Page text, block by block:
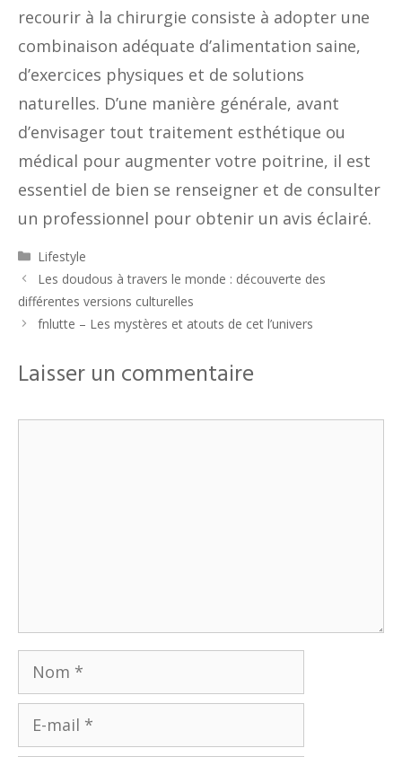
recourir à la chirurgie consiste à adopter une
combinaison adéquate d’alimentation saine,
d’exercices physiques et de solutions
naturelles. D’une manière générale, avant
d’envisager tout traitement esthétique ou
médical pour augmenter votre poitrine, il est
essentiel de bien se renseigner et de consulter
un professionnel pour obtenir un avis éclairé.
Catégories
Lifestyle
Les doudous à travers le monde : découverte des
différentes versions culturelles
fnlutte – Les mystères et atouts de cet l’univers
Laisser un commentaire
Nom
mail